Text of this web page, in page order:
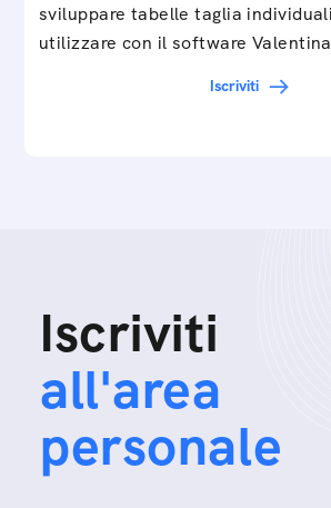
sviluppare tabelle taglia
utilizzare con il software
Iscriviti
Iscriviti
all'area
personale